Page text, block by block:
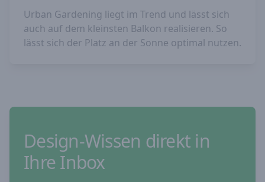
Urban Gardening liegt im Trend und lässt sich
auch auf dem kleinsten Balkon realisieren. So
lässt sich der Platz an der Sonne optimal nutzen.
Design-Wissen direkt in
Ihre Inbox